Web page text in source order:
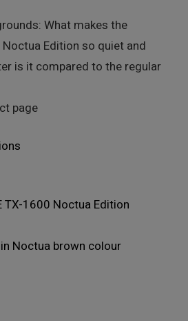
What makes the
Noctua Edition so quiet and
is it compared to the regular
page
TX-1600 Noctua Edition
Noctua brown colour